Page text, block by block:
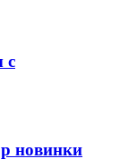
с
новинки